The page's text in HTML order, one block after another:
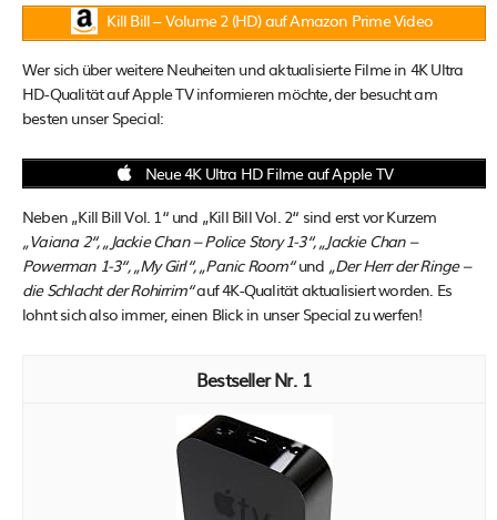
Kill Bill – Volume 2 (HD) auf Amazon Prime Video
Wer sich über weitere Neuheiten und aktualisierte Filme in 4K Ultra
HD-Qualität auf Apple TV informieren möchte, der besucht am
besten unser Special:
Neue 4K Ultra HD Filme auf Apple TV
Neben „Kill Bill Vol. 1“ und „Kill Bill Vol. 2“ sind erst vor Kurzem
„Vaiana 2“, „Jackie Chan – Police Story 1-3“, „Jackie Chan –
Powerman 1-3“, „My Girl“, „Panic Room“und „Der Herr der Ringe –
die Schlacht der Rohirrim“auf 4K-Qualität aktualisiert worden. Es
lohnt sich also immer, einen Blick in unser Special zu werfen!
1